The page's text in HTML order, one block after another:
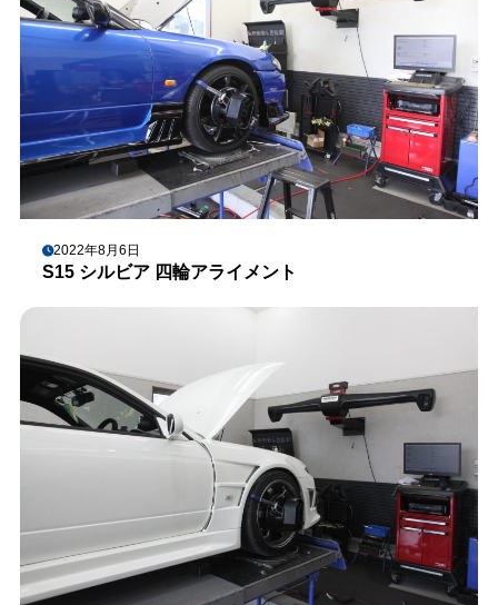
2022年8月6日
S15 シルビア 四輪アライメント